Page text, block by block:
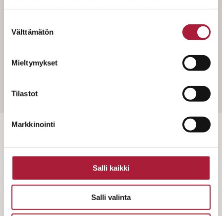
valinta
Välttämätön
Mieltymykset
Tilastot
Markkinointi
Salli kaikki
Salli valinta
Pysyt ajan tasalla asumiseen ja rakentamiseen
tietosuojaselosteen.